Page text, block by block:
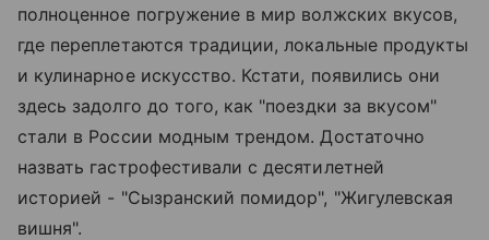
полноценное погружение в мир волжских вкусов,
где переплетаются традиции, локальные продукты
и кулинарное искусство. Кстати, появились они
здесь задолго до того, как "поездки за вкусом"
стали в России модным трендом. Достаточно
назвать гастрофестивали с десятилетней
историей - "Сызранский помидор", "Жигулевская
вишня".